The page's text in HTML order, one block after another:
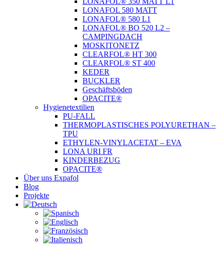
LONAFOL 580 MATT
LONAFOL® 580 L1
LONAFOL® BO 520 L2 –
CAMPINGDACH
MOSKITONETZ
CLEARFOL® HT 300
CLEARFOL® ST 400
KEDER
BUCKLER
Geschäftsböden
OPACITE®
Hygienetextilien
PU-FALL
THERMOPLASTISCHES POLYURETHAN –
TPU
ETHYLEN-VINYLACETAT – EVA
LONA URI FR
KINDERBEZUG
OPACITE®
Über uns Expafol
Blog
Projekte